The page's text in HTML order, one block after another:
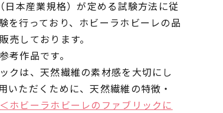
日本産業規格）が定める試験方法に従
を行っており、ホビーラホビーレの品
売しております。
考作品です。
クは、天然繊維の素材感を大切にし
いただくために、天然繊維の特徴・
＜ホビーラホビーレのファブリックに